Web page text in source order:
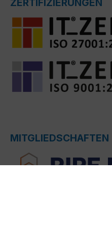
ZERTIFIZIERUNGEN
MITGLIEDSCHAFTEN